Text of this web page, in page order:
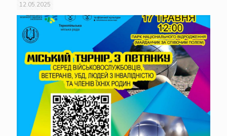
12.05.2025